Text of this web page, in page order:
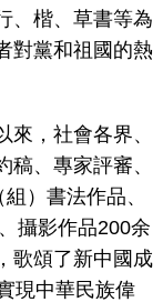
、楷、草書等為
對黨和祖國的熱
，社會各界、
、專家評審、
）書法作品、
攝影作品200余
歌頌了新中國成
現中華民族偉